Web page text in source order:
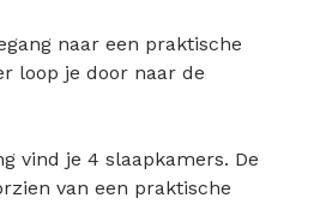
naar een praktische
loop je door naar de
vind je 4 slaapkamers. De
van een praktische